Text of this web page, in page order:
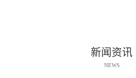
新闻资讯
NEWS